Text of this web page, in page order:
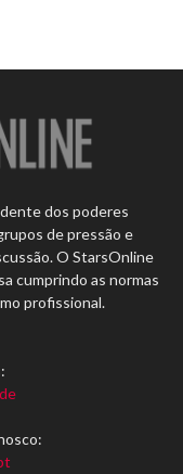
dos poderes
de pressão e
O StarsOnline
cumprindo as normas
profissional.